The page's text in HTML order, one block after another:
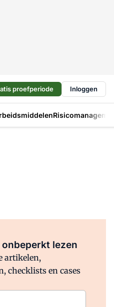
proefperiode Inloggen
lezen
artikelen,
checklists en cases